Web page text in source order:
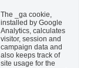
The _ga cookie,
installed by Google
Analytics, calculates
visitor, session and
campaign data and
also keeps track of
site usage for the